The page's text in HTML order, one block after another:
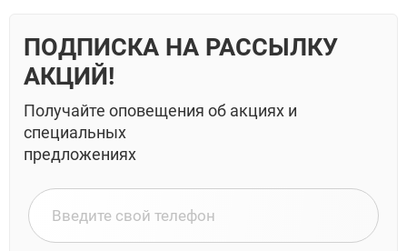
ПОДПИСКА НА РАССЫЛКУ
АКЦИЙ!
Получайте оповещения об акциях и
специальных
предложениях